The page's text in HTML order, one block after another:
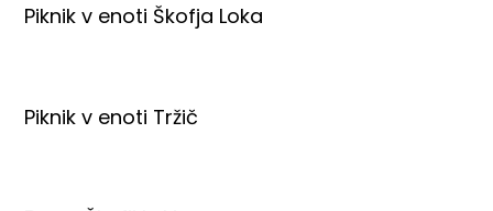
Piknik v enoti Škofja Loka
Piknik v enoti Tržič